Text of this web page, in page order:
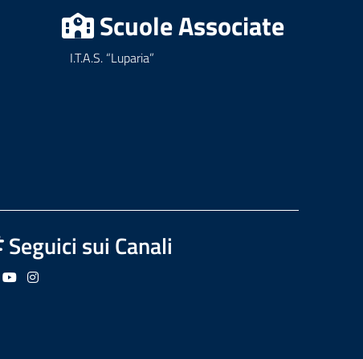
Scuole Associate
I.T.A.S. “Luparia”
Seguici sui Canali
Seguici su Facebook
Seguici su YouTube
Seguici su Instagram